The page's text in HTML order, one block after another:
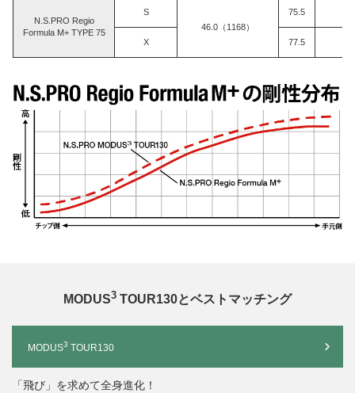
N.S.PRO Regio
Formula M+ TYPE 75
S
46.0（1168）
75.5
X 77.5
MODUS3 TOUR130とベストマッチング
MODUS3 TOUR130
「飛び」を求めて全身進化！